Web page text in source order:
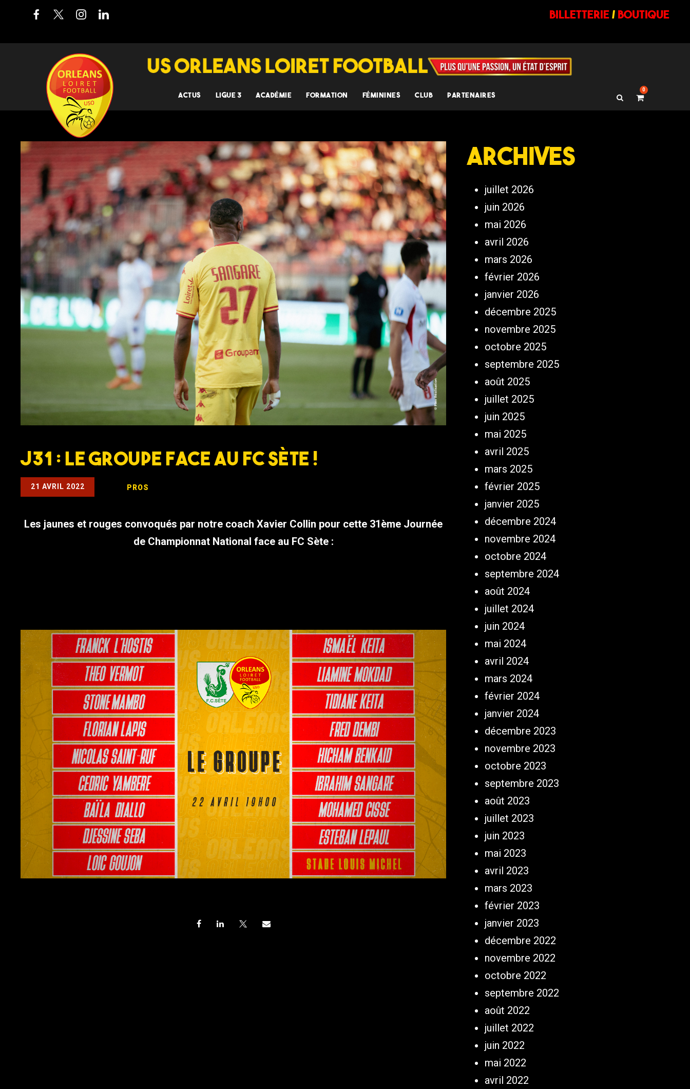
billetterie/ BOUTIQUE
ACTUS LIGUE 3 ACADÉMIE FORMATION FÉMININES CLUB PARTENAIRES
0
J31 : Le groupe face au FC Sète !
21 AVRIL 2022 PROS
Les jaunes et rouges convoqués par notre coach Xavier Collin pour cette 31ème Journée
de Championnat National face au FC Sète :
Archives
juillet 2026
juin 2026
mai 2026
avril 2026
mars 2026
février 2026
janvier 2026
décembre 2025
novembre 2025
octobre 2025
septembre 2025
août 2025
juillet 2025
juin 2025
mai 2025
avril 2025
mars 2025
février 2025
janvier 2025
décembre 2024
novembre 2024
octobre 2024
septembre 2024
août 2024
juillet 2024
juin 2024
mai 2024
avril 2024
mars 2024
février 2024
janvier 2024
décembre 2023
novembre 2023
octobre 2023
septembre 2023
août 2023
juillet 2023
juin 2023
mai 2023
avril 2023
mars 2023
février 2023
janvier 2023
décembre 2022
novembre 2022
octobre 2022
septembre 2022
août 2022
juillet 2022
juin 2022
mai 2022
avril 2022